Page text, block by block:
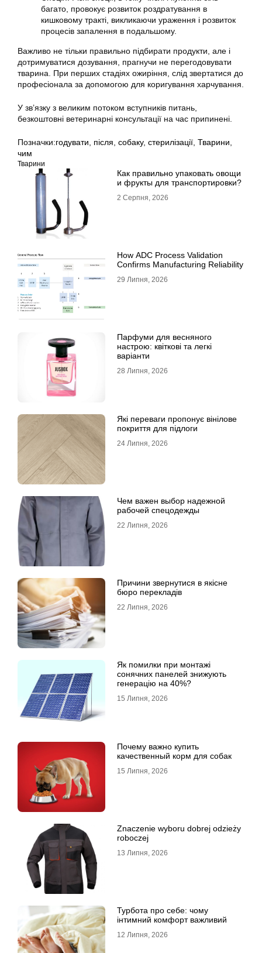
багато, провокує розвиток роздратування в
кишковому тракті, викликаючи ураження і розвиток
процесів запалення в подальшому.
Важливо не тільки правильно підбирати продукти, але і
дотримуватися дозування, прагнучи не перегодовувати
тварина. При перших стадіях ожиріння, слід звертатися до
професіонала за допомогою для коригування харчування.
У зв’язку з великим потоком вступників питань,
безкоштовні ветеринарні консультації на час припинені.
Позначки:годувати після собаку, стерилізації Тварини
чим
Тварини
Как правильно упаковать овощи
и фрукты для транспортировки?
2 Серпня, 2026
How ADC Process Validation
Confirms Manufacturing Reliability
29 Липня, 2026
Парфуми для весняного
настрою: квіткові та легкі
варіанти
28 Липня, 2026
Які переваги пропонує вінілове
покриття для підлоги
24 Липня, 2026
Чем важен выбор надежной
рабочей спецодежды
22 Липня, 2026
Причини звернутися в якісне
бюро перекладів
22 Липня, 2026
Як помилки при монтажі
сонячних панелей знижують
генерацію на 40%?
15 Липня, 2026
Почему важно купить
качественный корм для собак
15 Липня, 2026
Znaczenie wyboru dobrej odzieży
roboczej
13 Липня, 2026
Турбота про себе: чому
інтимний комфорт важливий
12 Липня, 2026